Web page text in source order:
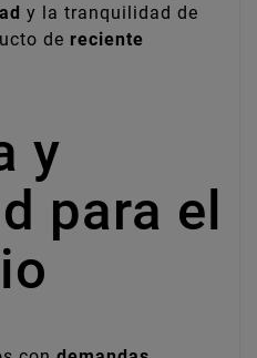
y la tranquilidad de
de reciente
y
para el